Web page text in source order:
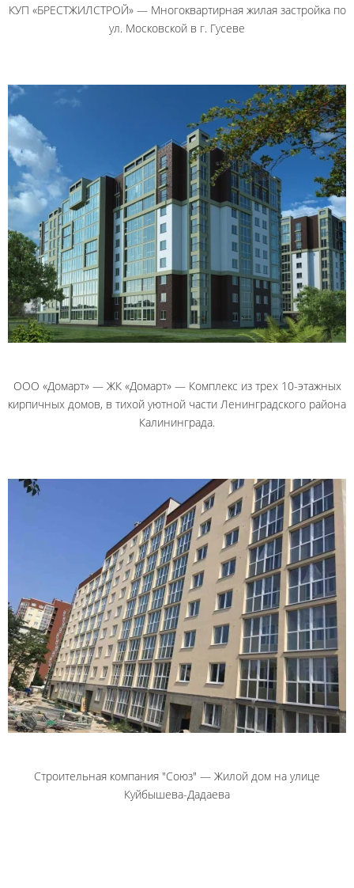
КУП «БРЕСТЖИЛСТРОЙ» — Многоквартирная жилая застройка по
ул. Московской в г. Гусеве
ООО «Домарт» — ЖК «Домарт» — Комплекс из трех 10-этажных
кирпичных домов, в тихой уютной части Ленинградского района
Калининграда.
Строительная компания "Союз" — Жилой дом на улице
Куйбышева-Дадаева